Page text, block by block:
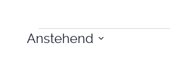
Veranstaltungen
Anstehend